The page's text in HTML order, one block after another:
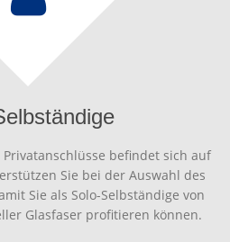
befindet sich auf
Sie bei der Auswahl des
Sie als Solo-Selbständige von
Glasfaser profitieren können.